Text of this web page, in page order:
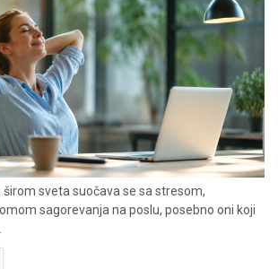
sveta suočava se sa stresom,
sagorevanja na poslu, posebno oni koji